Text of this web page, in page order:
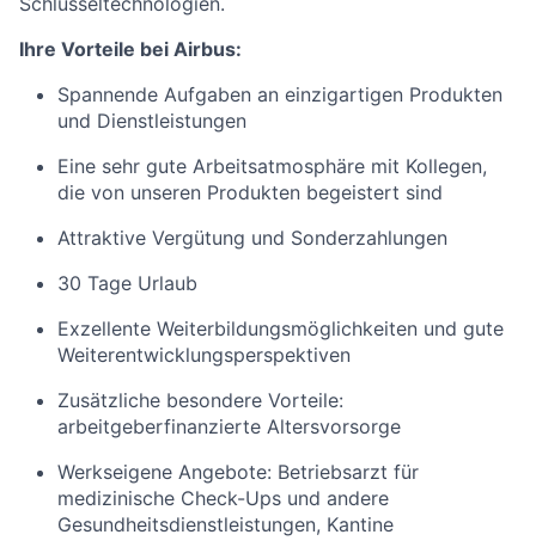
Ihre Vorteile bei Airbus:
Spannende Aufgaben an einzigartigen Produkten
und Dienstleistungen
Eine sehr gute Arbeitsatmosphäre mit Kollegen,
die von unseren Produkten begeistert sind
Attraktive Vergütung und Sonderzahlungen
30 Tage Urlaub
Exzellente Weiterbildungsmöglichkeiten und gute
Weiterentwicklungsperspektiven
Zusätzliche besondere Vorteile:
arbeitgeberfinanzierte Altersvorsorge
Werkseigene Angebote: Betriebsarzt für
medizinische Check-Ups und andere
Gesundheitsdienstleistungen, Kantine